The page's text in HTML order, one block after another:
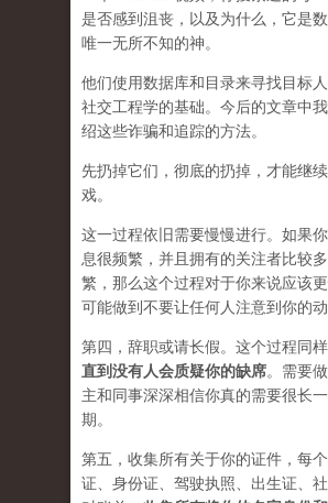
是否感到沮丧，以及为什么，它是
唯一无所不知的神。
他们使用数据库和目录来寻找目标
社交工程学的基础。今后的文章中
绍这些诈骗和追踪的方法。
先扔掉它们，彻底的扔掉，才能继
戏。
这一过程依旧需要慢慢进行。如果
息很频繁，并且拥有的关注者比较
繁，那么这个过程对于你来说应该
可能做到不要让任何人注意到你的动
第四，辞职或请长假。这个过程同样
直到没有人会质疑你的缺席。需要
主和同事深深相信你真的需要很长
期。
第五，收集所有关于你的证件，每
证、身份证、驾驶执照、出生证、